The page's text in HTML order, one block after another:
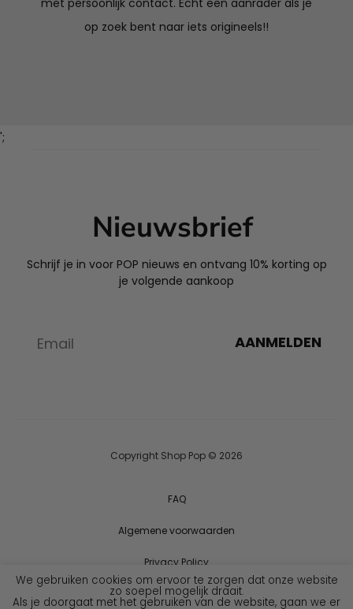
op zoek bent naar iets origineels!!
';
Nieuwsbrief
Schrijf je in voor POP nieuws en ontvang 10% korting op
je volgende aankoop
AANMELDEN
Copyright Shop Pop © 2026
FAQ
Algemene voorwaarden
Privacy Policy
We gebruiken cookies om ervoor te zorgen dat onze website
zo soepel mogelijk draait.
Als je doorgaat met het gebruiken van de website, gaan we er